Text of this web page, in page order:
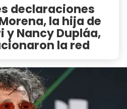
declaraciones
la hija de
y Nancy Dupláa,
la red